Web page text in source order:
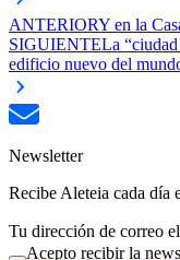
ANTERIORY en la
SIGUIENTELa
edificio nuevo del
Newsletter
Recibe Aleteia cada día
Tu dirección de correo
Acepto recibir la